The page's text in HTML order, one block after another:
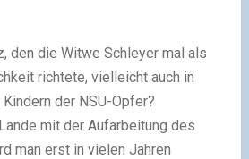
den die Witwe Schleyer mal als
richtete, vielleicht auch in
der NSU-Opfer?
mit der Aufarbeitung des
man erst in vielen Jahren